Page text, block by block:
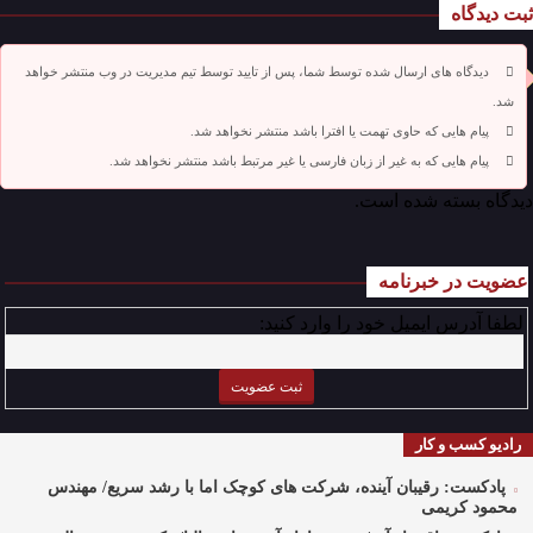
ثبت دیدگاه
دیدگاه های ارسال شده توسط شما، پس از تایید توسط تیم مدیریت در وب منتشر خواهد
شد.
پیام هایی که حاوی تهمت یا افترا باشد منتشر نخواهد شد.
پیام هایی که به غیر از زبان فارسی یا غیر مرتبط باشد منتشر نخواهد شد.
دیدگاه بسته شده است.
عضویت در خبرنامه
لطفا آدرس ایمیل خود را وارد کنید:
رادیو کسب و کار
پادکست: رقیبان آینده، شرکت های کوچک اما با رشد سریع/ مهندس
محمود کریمی